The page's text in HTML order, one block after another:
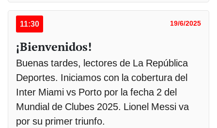
11:30 19/6/2025
¡Bienvenidos!
Buenas tardes, lectores de La República
Deportes. Iniciamos con la cobertura del
Inter Miami vs Porto por la fecha 2 del
Mundial de Clubes 2025. Lionel Messi va
por su primer triunfo.